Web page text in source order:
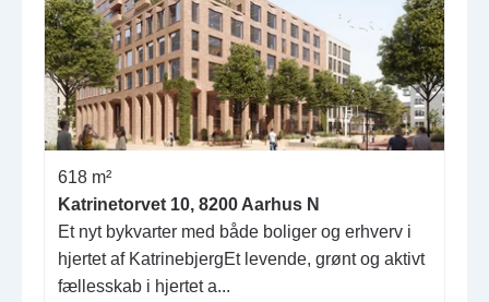
618 m²
Katrinetorvet 10, 8200 Aarhus N
Et nyt bykvarter med både boliger og erhverv i
hjertet af KatrinebjergEt levende, grønt og aktivt
fællesskab i hjertet a...